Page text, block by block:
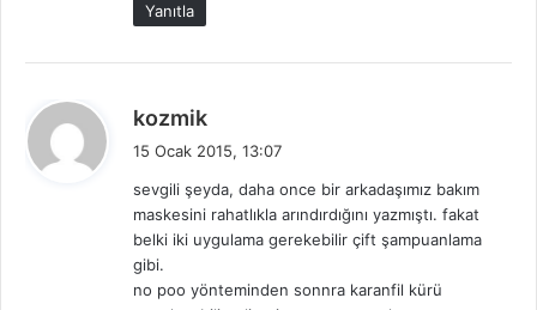
Yanıtla
kozmik
i
k
i
15 Ocak 2015, 13:07
sevgili şeyda, daha once bir arkadaşımız bakım
maskesini rahatlıkla arındırdığını yazmıştı. fakat
belki iki uygulama gerekebilir çift şampuanlama
gibi.
no poo yönteminden sonnra karanfil kürü